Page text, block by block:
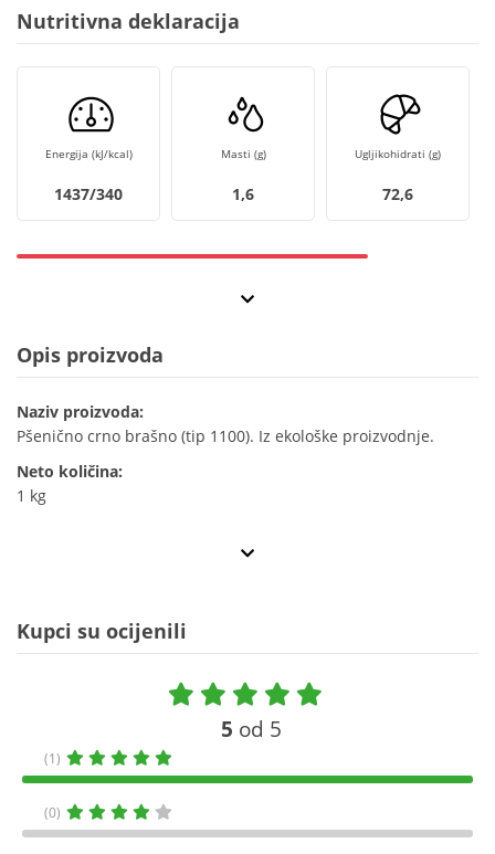
Nutritivna deklaracija
Energija (kJ/kcal)
1437/340
Masti (g)
1,6
Ugljikohidrati (g)
72,6
Opis proizvoda
Naziv proizvoda:
Pšenično crno brašno (tip 1100). Iz ekološke proizvodnje.
Neto količina:
1 kg
Kupci su ocijenili
5 od 5
(1)
(0)